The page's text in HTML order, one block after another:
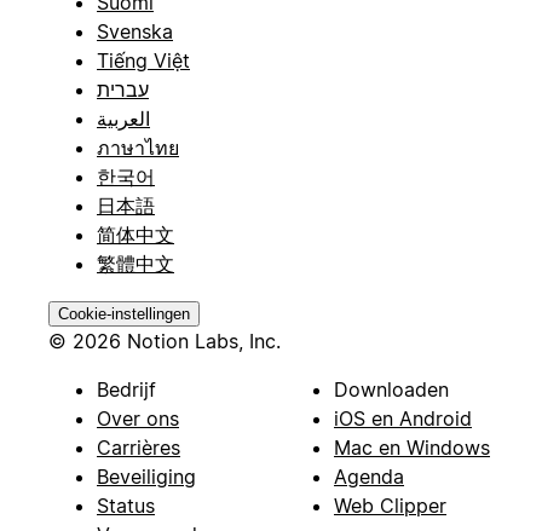
Svenska
Tiếng Việt
עברית
العربية
ภาษาไทย
한국어
日本語
简体中文
繁體中文
Cookie-instellingen
© 2026 Notion Labs, Inc.
Bedrijf
Over ons
Carrières
Beveiliging
Status
Downloaden
iOS en Android
Mac en Windows
Agenda
Web Clipper